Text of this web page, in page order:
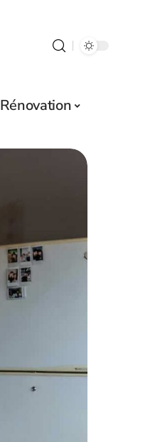
Rénovation